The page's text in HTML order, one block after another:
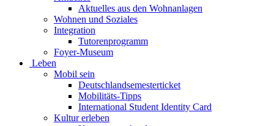
Aktuelles aus den Wohnanlagen
Wohnen und Soziales
Integration
Tutorenprogramm
Foyer-Museum
Leben
Mobil sein
Deutschlandsemesterticket
Mobilitäts-Tipps
International Student Identity Card
Kultur erleben